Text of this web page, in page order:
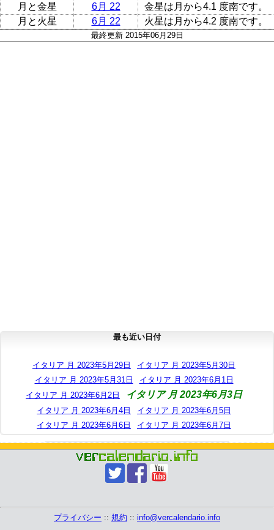
月と金星
6月 22
金星は月から4.1 度南です。
月と火星
6月 22 火星は月から4.2 度南です。
最終更新 2015年06月29日
最も近い日付
イタリア 月 2023年5月29日
イタリア 月 2023年5月30日
イタリア 月 2023年5月31日
イタリア 月 2023年6月1日
イタリア 月 2023年6月2日
イタリア 月 2023年6月3日
イタリア 月 2023年6月4日
イタリア 月 2023年6月5日
イタリア 月 2023年6月6日
イタリア 月 2023年6月7日
プライバシー :: 規約 :: info@vercalendario.info